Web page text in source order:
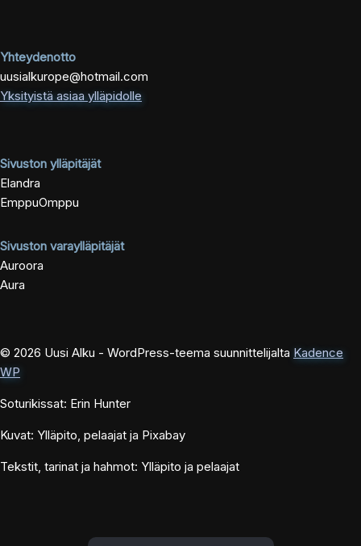
Yhteydenotto
uusialkurope@hotmail.com
Yksityistä asiaa ylläpidolle
Sivuston ylläpitäjät
Elandra
EmppuOmppu
Sivuston varaylläpitäjät
Auroora
Aura
© 2026 Uusi Alku - WordPress-teema suunnittelijalta Kadence
WP
Soturikissat: Erin Hunter
Kuvat: Ylläpito, pelaajat ja Pixabay
Tekstit, tarinat ja hahmot: Ylläpito ja pelaajat